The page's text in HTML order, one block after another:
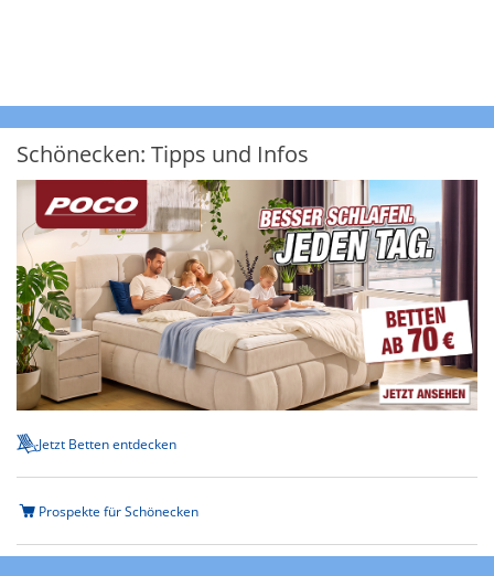
Schönecken: Tipps und Infos
Jetzt Betten entdecken
Prospekte für Schönecken